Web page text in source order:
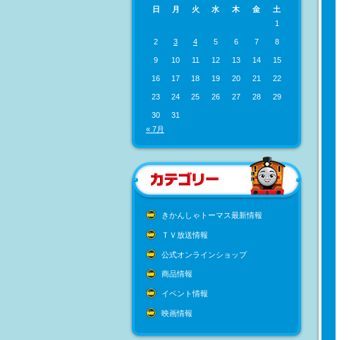
日
月 火 水 木 金
土
1
2 3 4 5 6 7 8
9 10 11 12 13 14 15
16 17 18 19 20 21 22
23 24 25 26 27 28 29
30
31
« 7月
きかんしゃトーマス最新情報
ＴＶ放送情報
公式オンラインショップ
商品情報
イベント情報
映画情報